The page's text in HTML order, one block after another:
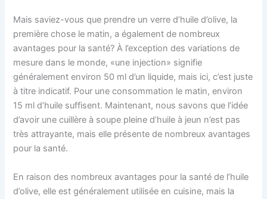
Mais saviez-vous que prendre un verre d’huile d’olive, la
première chose le matin, a également de nombreux
avantages pour la santé? À l’exception des variations de
mesure dans le monde, «une injection» signifie
généralement environ 50 ml d’un liquide, mais ici, c’est juste
à titre indicatif. Pour une consommation le matin, environ
15 ml d’huile suffisent. Maintenant, nous savons que l’idée
d’avoir une cuillère à soupe pleine d’huile à jeun n’est pas
très attrayante, mais elle présente de nombreux avantages
pour la santé.
En raison des nombreux avantages pour la santé de l’huile
d’olive, elle est généralement utilisée en cuisine, mais la